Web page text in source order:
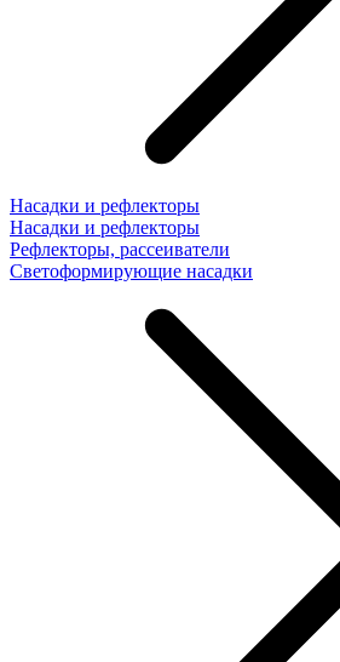
Насадки и рефлекторы
Насадки и рефлекторы
Рефлекторы, рассеиватели
Светоформирующие насадки